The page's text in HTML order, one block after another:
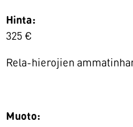
Hinta:
325 €
Rela-hierojien
Muoto: